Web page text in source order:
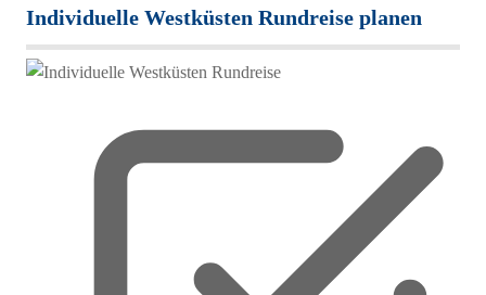
Individuelle Westküsten Rundreise planen